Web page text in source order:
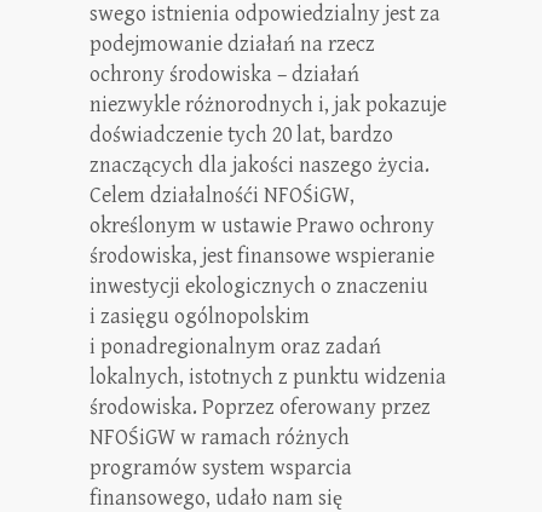
swego istnienia odpowiedzialny jest za
podejmowanie działań na rzecz
ochrony środowiska – działań
niezwykle różnorodnych i, jak pokazuje
doświadczenie tych 20 lat, bardzo
znaczących dla jakości naszego życia.
Celem działalnośći NFOŚiGW,
określonym w ustawie Prawo ochrony
środowiska, jest finansowe wspieranie
inwestycji ekologicznych o znaczeniu
i zasięgu ogólnopolskim
i ponadregionalnym oraz zadań
lokalnych, istotnych z punktu widzenia
środowiska. Poprzez oferowany przez
NFOŚiGW w ramach różnych
programów system wsparcia
finansowego, udało nam się